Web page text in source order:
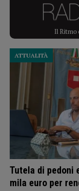
Il Ritmo
Tutela di pedoni
mila euro per
ATTUALITÀ